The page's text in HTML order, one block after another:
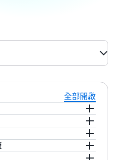
全部開啟
務，您可以保持專注或暫
。
地方繼續，無需重新構
跨所有倉庫的規劃和實